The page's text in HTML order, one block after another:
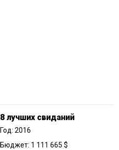
8 лучших свиданий
Год: 2016
Бюджет: 1 111 665 $